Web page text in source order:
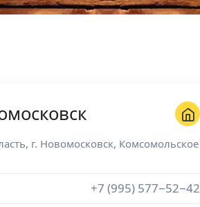
, г. Новомосковск, Комсомольское
+7 (995) 577−52−42